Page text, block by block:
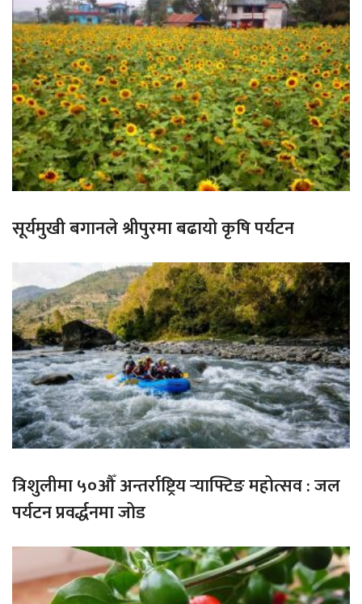
सूर्यमुखी बगानले श्रीपुरमा बढायो कृषि पर्यटन
त्रिशुलीमा ५०औँ अन्तर्राष्ट्रिय र्‍याफ्टिङ महोत्सव : जल
पर्यटन प्रवर्द्धनमा जोड